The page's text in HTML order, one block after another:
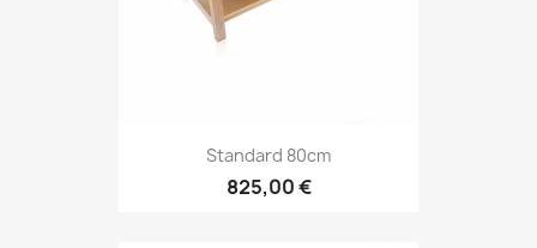
Standard 80cm
825,00 €